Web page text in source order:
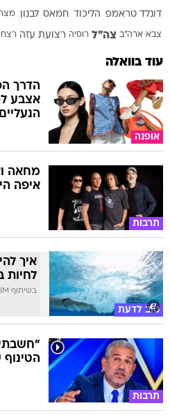
דונלד טראמפ הליכוד חמאס לבנון
צבא ארה"ב צה"ל רוסיה רצועת עזה רצח
עוד בוואלה
אופנה
הדרך
אצבע
הנעליים
תרבות
מחאה
איפה
טוב לדעת
איך
לחיות
בשיתוף TI SWIM
תרבות
הטינוף